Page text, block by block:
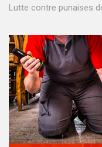
Lutte contre punaises